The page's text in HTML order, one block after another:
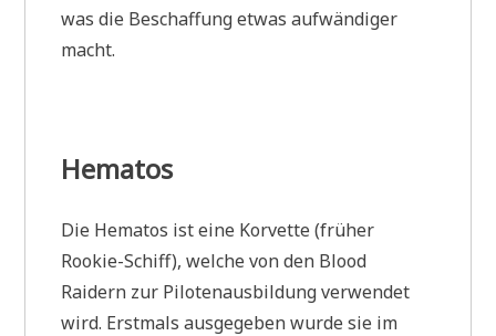
was die Beschaffung etwas aufwändiger
macht.
Hematos
Die Hematos ist eine Korvette (früher
Rookie-Schiff), welche von den Blood
Raidern zur Pilotenausbildung verwendet
wird. Erstmals ausgegeben wurde sie im